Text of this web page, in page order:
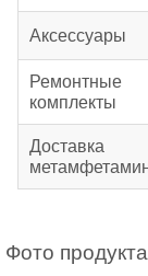
Аксессуары
Ремонтные
комплекты
Доставка
Фото